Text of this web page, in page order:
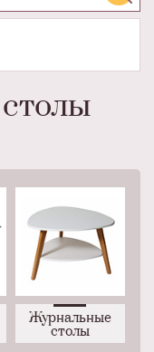
Журнальные
столы